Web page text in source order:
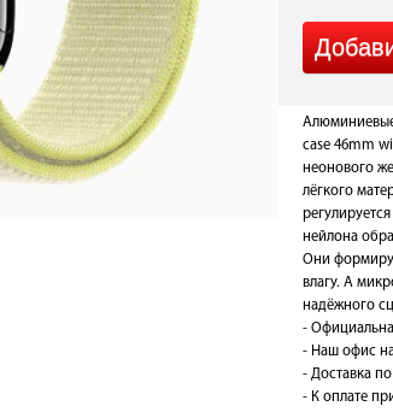
case 46mm
неонового
лёгкого
нейлона
Они
влагу. А
надёжного
-
- Наш офис
- Доставка
- К оплате